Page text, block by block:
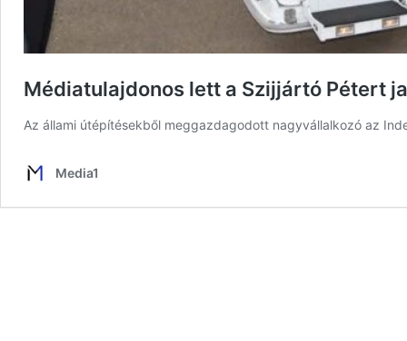
Médiatulajdonos lett a Szijjártó Pétert
Az állami útépítésekből meggazdagodott nagyvállalkozó az
Media1